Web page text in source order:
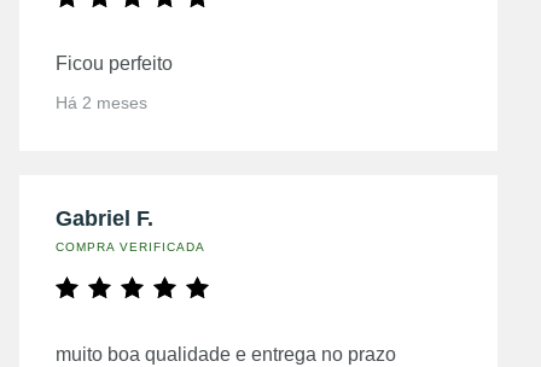
Ficou perfeito
Há 2 meses
Gabriel F.
COMPRA VERIFICADA
muito boa qualidade e entrega no prazo